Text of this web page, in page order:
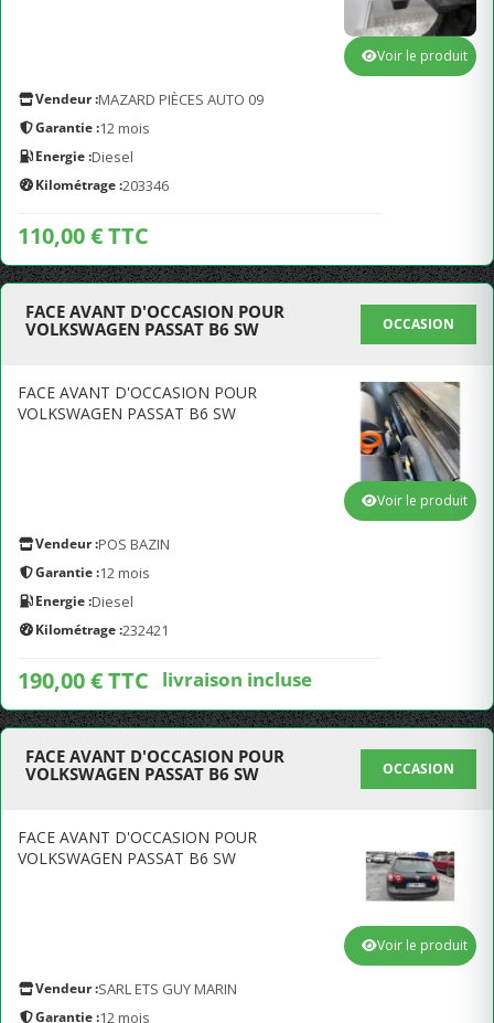
Vendeur :MAZARD PIÈCES AUTO 09
Garantie :12 mois
Energie :Diesel
Kilométrage :203346
110,00 € TTC
Voir le produit
FACE AVANT D'OCCASION POUR
VOLKSWAGEN PASSAT B6 SW
OCCASION
FACE AVANT D'OCCASION POUR
VOLKSWAGEN PASSAT B6 SW
Vendeur :POS BAZIN
Garantie :12 mois
Energie :Diesel
Kilométrage :232421
190,00 € TTC livraison incluse
Voir le produit
FACE AVANT D'OCCASION POUR
VOLKSWAGEN PASSAT B6 SW
OCCASION
FACE AVANT D'OCCASION POUR
VOLKSWAGEN PASSAT B6 SW
Vendeur :SARL ETS GUY MARIN
Garantie :12 mois
Voir le produit